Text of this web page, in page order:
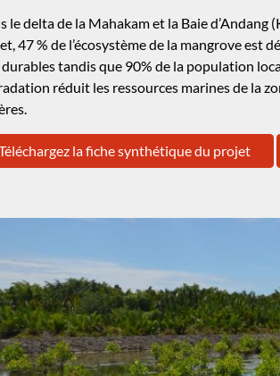
le delta de la Mahakam et la Baie
47 % de l’écosystème de la mangrove est
tandis que 90% de la population
réduit les ressources marines de la
la fiche synthétique du projet